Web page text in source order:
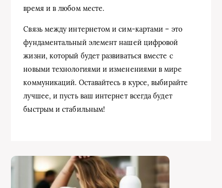
время и в любом месте.
Связь между интернетом и сим-картами – это
фундаментальный элемент нашей цифровой
жизни, который будет развиваться вместе с
новыми технологиями и изменениями в мире
коммуникаций. Оставайтесь в курсе, выбирайте
лучшее, и пусть ваш интернет всегда будет
быстрым и стабильным!